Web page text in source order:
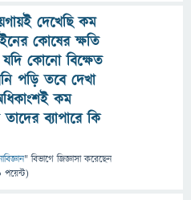
দেখেছি কম
কোষের ক্ষতি
কোনো বিক্ষেত
পড়ি তবে দেখা
কম
ব্যাপারে কি
" বিভাগে জিজ্ঞাসাকরেছেন
পয়েন্ট)